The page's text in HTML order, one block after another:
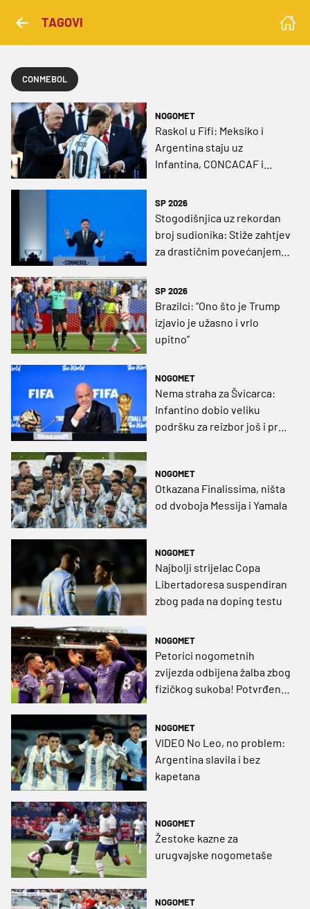
TAGOVI
CONMEBOL
NOGOMET
Raskol u Fifi: Meksiko i
Argentina staju uz
Infantina, CONCACAF i
SP 2026
Stogodišnjica uz rekordan
broj sudionika: Stiže zahtjev
za drastičnim povećanjem
SP 2026
Brazilci: “Ono što je Trump
izjavio je užasno i vrlo
upitno”
NOGOMET
Nema straha za Švicarca:
Infantino dobio veliku
podršku za reizbor još i prije
NOGOMET
Otkazana Finalissima, ništa
od dvoboja Messija i Yamala
NOGOMET
Najbolji strijelac Copa
Libertadoresa suspendiran
zbog pada na doping testu
NOGOMET
Petorici nogometnih
zvijezda odbijena žalba zbog
fizičkog sukoba! Potvrđene
NOGOMET
VIDEO No Leo, no problem:
Argentina slavila i bez
kapetana
NOGOMET
Žestoke kazne za
urugvajske nogometaše
NOGOMET